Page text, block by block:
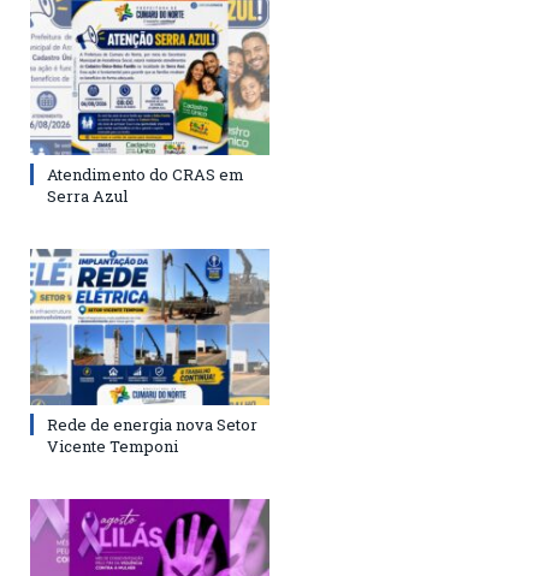
Atendimento do CRAS em
Serra Azul
Rede de energia nova Setor
Vicente Temponi